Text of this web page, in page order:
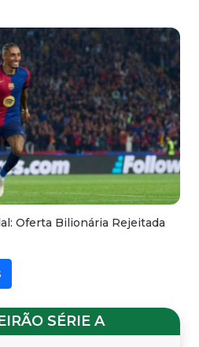
Oferta Bilionária Rejeitada
SÉRIE A